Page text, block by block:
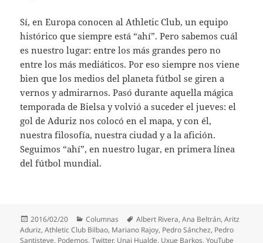
Sí, en Europa conocen al Athletic Club, un equipo
histórico que siempre está “ahí”. Pero sabemos cuál
es nuestro lugar: entre los más grandes pero no
entre los más mediáticos. Por eso siempre nos viene
bien que los medios del planeta fútbol se giren a
vernos y admirarnos. Pasó durante aquella mágica
temporada de Bielsa y volvió a suceder el jueves: el
gol de Aduriz nos colocó en el mapa, y con él,
nuestra filosofía, nuestra ciudad y a la afición.
Seguimos “ahí”, en nuestro lugar, en primera línea
del fútbol mundial.
Publicado
el
2016/02/20 Categorías
Columnas Etiquetas
Albert Rivera,Ana Beltrán,Aritz
Aduriz,Athletic Club Bilbao, Mariano Rajoy, Pedro Sánchez, Pedro
Santisteve, Podemos,Twitter, Unai Hualde, Uxue Barkos,YouTube